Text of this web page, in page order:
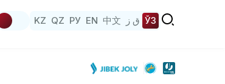
KZ QZ РУ EN 中文 ق ز ЎЗ